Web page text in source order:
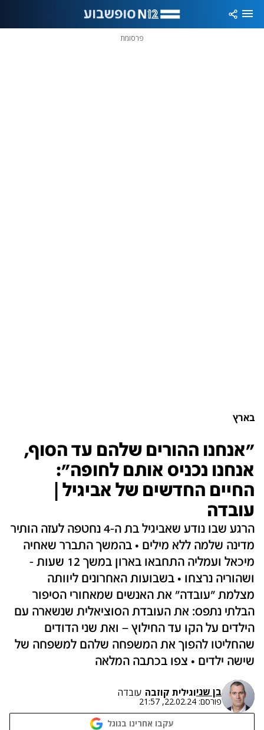
פרסומת
בארץ
"אנחנו ההורים שלהם עד הסוף,
אנחנו נכניס אותם לחופה":
החיים החדשים של אביגיל |
עובדה
הרגע שבו נודע שאביגיל בת ה-4 נחטפה לעזה הותיר
מדינה שלמה ללא מילים • בהמשך התברר שאחיה
מיכאל ועמליה התחבאו בארון במשך 12 שעות -
ושהוריה נרצחו • בשבועות האחרונים ליוותה
מצלמת "עובדה" את האנשים שמאחורי הסיפור
הבלתי נתפס: את העובדת הסוציאלית שנשארה עם
הילדים על הקו עד החילוץ – ואת שני הדודים
שהחליטו להפוך את המשפחה שלהם למשפחה של
שישה ילדים • צפו בכתבה המלאה
בן שניוגילית קוזבה עובדה
פורסם: 22.02.24, 21:57
עקבו אחרינו בגוגל